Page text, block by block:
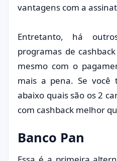
vantagens com a
Entretanto, há
programas de
mesmo com o
mais a pena. Se você
abaixo quais são os 2
com cashback melhor
Banco Pan